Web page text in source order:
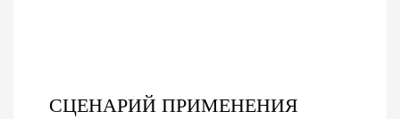
СЦЕНАРИЙ ПРИМЕНЕНИЯ